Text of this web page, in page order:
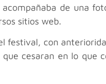
de una
sitios web.
festival, con
cesaran en lo que